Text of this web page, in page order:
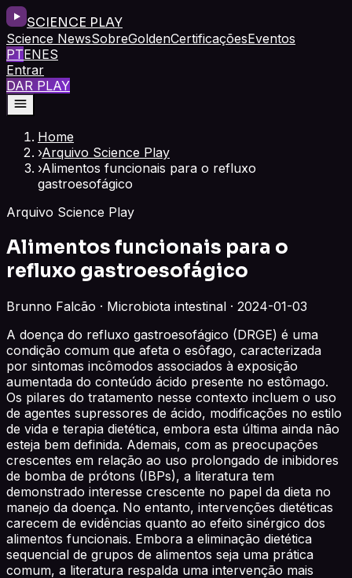
SCIENCE PLAY
Science NewsSobreGoldenCertificaçõesEventos
PTENES
Entrar
DAR PLAY
Home
›Arquivo Science Play
›Alimentos funcionais para o refluxo
gastroesofágico
Arquivo Science Play
Alimentos funcionais para o
refluxo gastroesofágico
Brunno Falcão · Microbiota intestinal · 2024-01-03
A doença do refluxo gastroesofágico (DRGE) é uma
condição comum que afeta o esôfago, caracterizada
por sintomas incômodos associados à exposição
aumentada do conteúdo ácido presente no estômago.
Os pilares do tratamento nesse contexto incluem o uso
de agentes supressores de ácido, modificações no estilo
de vida e terapia dietética, embora esta última ainda não
esteja bem definida. Ademais, com as preocupações
crescentes em relação ao uso prolongado de inibidores
de bomba de prótons (IBPs), a literatura tem
demonstrado interesse crescente no papel da dieta no
manejo da doença. No entanto, intervenções dietéticas
carecem de evidências quanto ao efeito sinérgico dos
alimentos funcionais. Embora a eliminação dietética
sequencial de grupos de alimentos seja uma prática
comum, a literatura respalda uma intervenção mais